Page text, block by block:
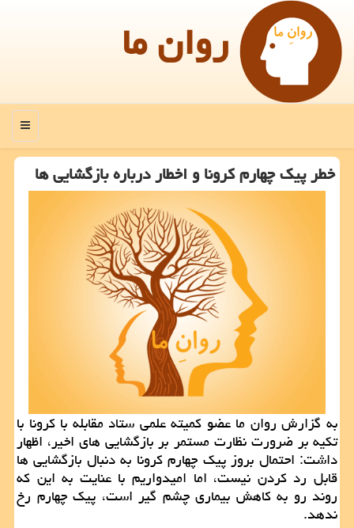
روان ما
منو
خطر پیك چهارم كرونا و اخطار درباره بازگشایی ها
به گزارش روان ما عضو کمیته علمی ستاد مقابله با کرونا با
تکیه بر ضرورت نظارت مستمر بر بازگشایی های اخیر، اظهار
داشت: احتمال بروز پیک چهارم کرونا به دنبال بازگشایی ها
قابل رد کردن نیست، اما امیدواریم با عنایت به این که
روند رو به کاهش بیماری چشم گیر است، پیک چهارم رخ
ندهد.